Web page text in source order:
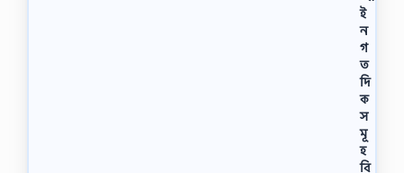
ই
ন
গ
ত
দি
ক
স
মূ
হ
বি